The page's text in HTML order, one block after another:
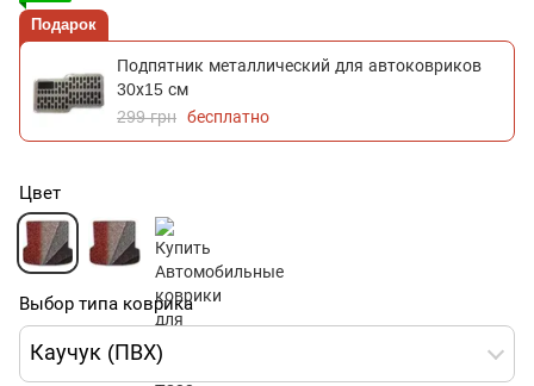
Подарок
Подпятник металлический для автоковриков
30х15 см
299 грн бесплатно
Цвет
Выбор типа коврика
Каучук (ПВХ)